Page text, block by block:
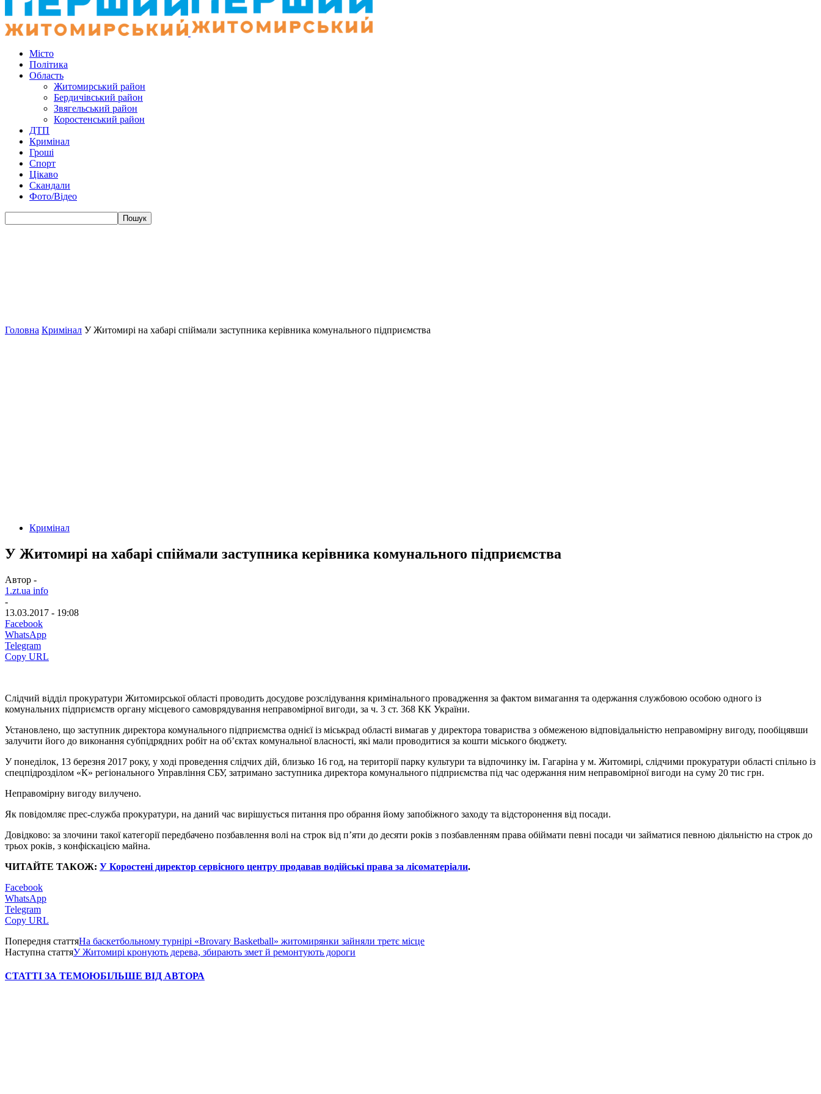
Місто
Політика
Область
Житомирський район
Бердичівський район
Звягельський район
Коростенський район
ДТП
Кримінал
Гроші
Спорт
Цікаво
Скандали
Фото/Відео
Головна Кримінал У Житомирі на хабарі спіймали заступника керівника комунального підприємства
Кримінал
У Житомирі на хабарі спіймали заступника керівника комунального підприємства
Автор -
1.zt.ua info
-
13.03.2017 - 19:08
Facebook
WhatsApp
Telegram
Copy URL
Слідчий відділ прокуратури Житомирської області проводить досудове розслідування кримінального провадження за фактом вимагання та одержання службовою особою одного із
комунальних підприємств органу місцевого самоврядування неправомірної вигоди, за ч. 3 ст. 368 КК України.
Установлено, що заступник директора комунального підприємства однієї із міськрад області вимагав у директора товариства з обмеженою відповідальністю неправомірну вигоду, пообіцявши
залучити його до виконання субпідрядних робіт на об’єктах комунальної власності, які мали проводитися за кошти міського бюджету.
У понеділок, 13 березня 2017 року, у ході проведення слідчих дій, близько 16 год, на території парку культури та відпочинку ім. Гагаріна у м. Житомирі, слідчими прокуратури області спільно із
спецпідрозділом «К» регіонального Управління СБУ, затримано заступника директора комунального підприємства під час одержання ним неправомірної вигоди на суму 20 тис грн.
Неправомірну вигоду вилучено.
Як повідомляє прес-служба прокуратури, на даний час вирішується питання про обрання йому запобіжного заходу та відсторонення від посади.
Довідково: за злочини такої категорії передбачено позбавлення волі на строк від п’яти до десяти років з позбавленням права обіймати певні посади чи займатися певною діяльністю на строк до
трьох років, з конфіскацією майна.
ЧИТАЙТЕ ТАКОЖ: У Коростені директор сервісного центру продавав водійські права за лісоматеріали.
Facebook
WhatsApp
Telegram
Copy URL
Попередня статтяНа баскетбольному турнірі «Brovary Basketball» житомирянки зайняли третє місце
Наступна статтяУ Житомирі кронують дерева, збирають змет й ремонтують дороги
СТАТТІ ЗА ТЕМОЮБІЛЬШЕ ВІД АВТОРА